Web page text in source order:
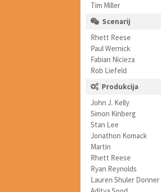
Tim Miller
Scenarij
Rhett Reese
Paul Wernick
Fabian Nicieza
Rob Liefeld
Produkcija
John J. Kelly
Simon Kinberg
Stan Lee
Jonathon Komack
Martin
Rhett Reese
Ryan Reynolds
Lauren Shuler Donner